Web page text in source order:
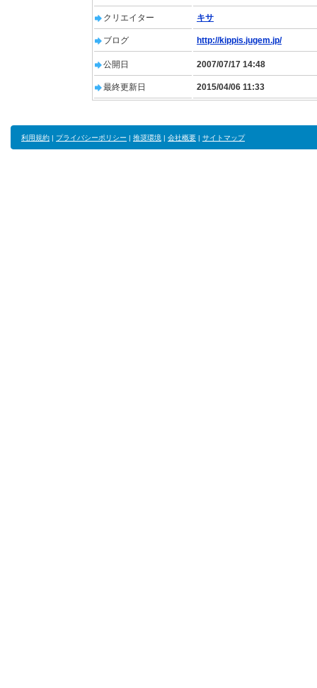
クリエイター キサ
ブログ http://kippis.jugem.jp/
公開日 2007/07/17 14:48
最終更新日 2015/04/06 11:33
利用規約 | プライバシーポリシー | 推奨環境 | 会社概要 | サイトマップ